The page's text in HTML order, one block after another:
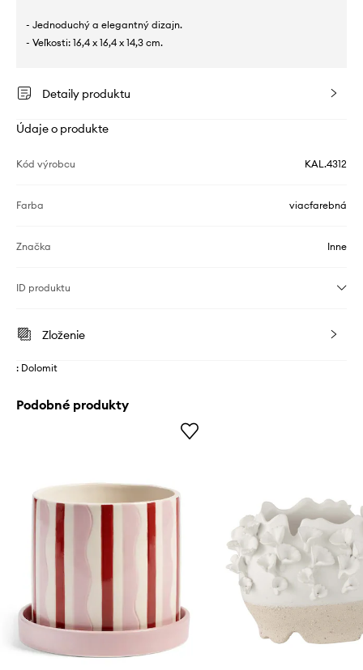
- Jednoduchý a elegantný dizajn.
- Veľkosti: 16,4 x 16,4 x 14,3 cm.
Detaily produktu
Údaje o produkte
Kód výrobcu KAL.4312
Farba viacfarebná
Značka Inne
ID produktu
Zloženie
: Dolomit
Podobné produkty